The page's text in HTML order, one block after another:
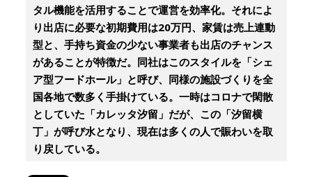
タル機能を活用することで運営を効率化。それによ
り出店に必要な初期費用は20万円、家賃は売上連動
型と、手持ち資金の少ない事業者も出店のチャンス
があることが特徴だ。同社はこのスタイルを「シェ
ア型フードホール」と呼び、同様の施設づくりを全
国各地で数多く手掛けている。一時はコロナで閑散
としていた「カレッタ汐留」だが、この「汐留横
丁」が呼び水となり、現在は多くの人で賑わいを取
り戻している。